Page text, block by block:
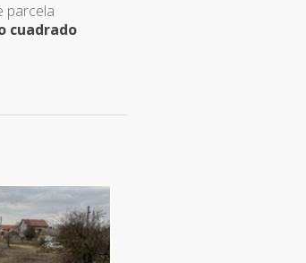
parcela
cuadrado